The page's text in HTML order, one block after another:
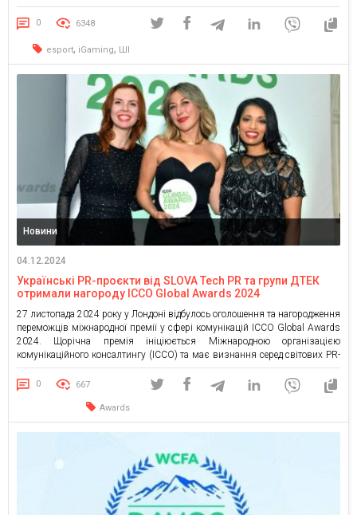
призвело до зниження частоти гри або навіть повного її припинення.
Розробники можуть гарантувати якість геймплею та […]
0 6348
esport, iGaming, ШІ
Новини
04.12.2024
Українські PR-проєкти від SLOVA Tech PR та групи ДТЕК
отримали нагороду ICCO Global Awards 2024
27 листопада 2024 року у Лондоні відбулось оголошення та нагородження
переможців міжнародної премії у сфері комунікацій ICCO Global Awards
2024. Щорічна премія ініціюється Міжнародною організацією
комунікаційного консалтингу (ICCO) та має визнання серед світових PR-
асоціацій в 82 країнах світу. Цього року дві комунікаційні та PR-команди
з України здобули перемогу, зокрема: Кейс PR-агенції SLOVA Tech PR та
0 667
Awards